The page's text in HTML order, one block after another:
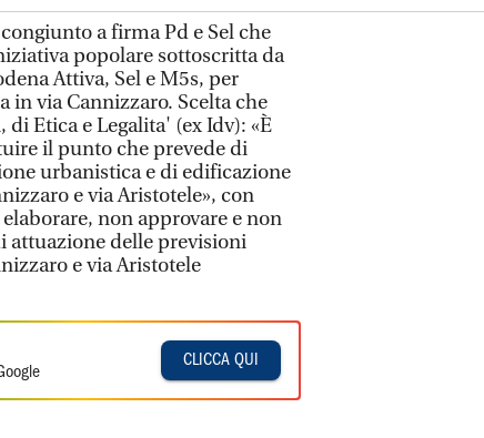
a firma Pd e Sel che
popolare sottoscritta da
Attiva, Sel e M5s, per
in via Cannizzaro. Scelta che
Etica e Legalita' (ex Idv): «È
il punto che prevede di
urbanistica e di edificazione
e via Aristotele», con
non approvare e non
attuazione delle previsioni
e via Aristotele
CLICCA QUI